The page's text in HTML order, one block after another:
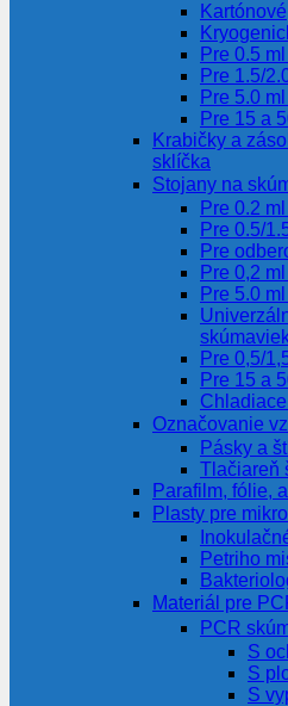
Kartónové
Pre 0.5
Pre 1.5/
Pre 5.0
Pre 15 a
Krabičky a
sklíčka
Stojany na
Pre 0.2
Pre 0.5/
Pre
Pre 0,2
Pre 5.0
Pre 0,5/
Pre 15 a
Označovanie
Pásky a
Tlačiareň
Parafilm, fólie,
Plasty pre
Petriho
Materiál pre
PCR
S
S
S